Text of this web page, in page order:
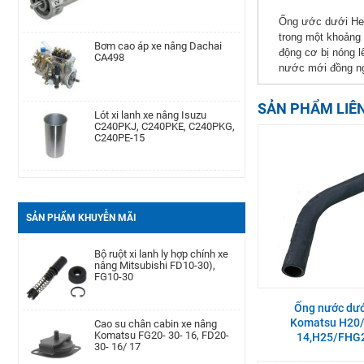
CA498
C240PKJ, C240PKE, C240PKG,
C240PE-15
100 * 40 * 1220
7 TEU FB30
SẢN PHẨM KHUYỄN MÃI
Komatsu Kom. FD20-
30/-11/-12/-14/-15/-16/-17,FG20-
TD27, QD32
nâng Mitsubishi FD10-30),
FG10-30
Komatsu FG20- 30- 16, FD20-
30- 16/ 17
Ống ước dưới
trong một
động cơ bị nóng
nước mới đồng
SẢN PHẨM
Ống nước
Komatsu
14,H25/